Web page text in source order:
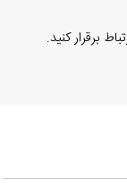
برقرار کنید.